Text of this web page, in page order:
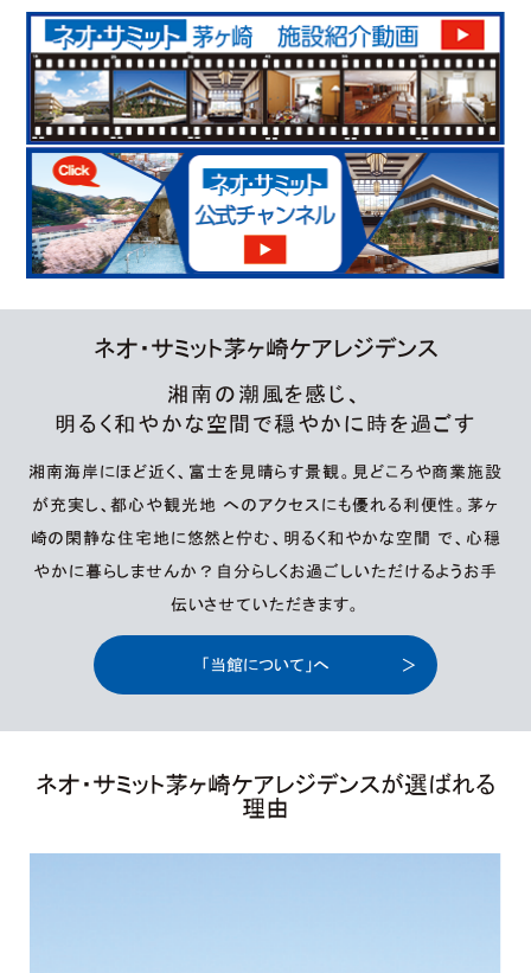
ネオ・サミット茅ヶ崎ケアレジデンス
湘南の潮風を感じ、
明るく和やかな空間で穏やかに時を過ごす
湘南海岸にほど近く、富士を見晴らす景観。見どころや商業施設
が充実し、都心や観光地 へのアクセスにも優れる利便性。茅ヶ
崎の閑静な住宅地に悠然と佇む、明るく和やかな空間 で、心穏
やかに暮らしませんか？自分らしくお過ごしいただけるようお手
伝いさせていただきます。
「当館について」へ
ネオ・サミット茅ヶ崎ケアレジデンスが選ばれる
理由